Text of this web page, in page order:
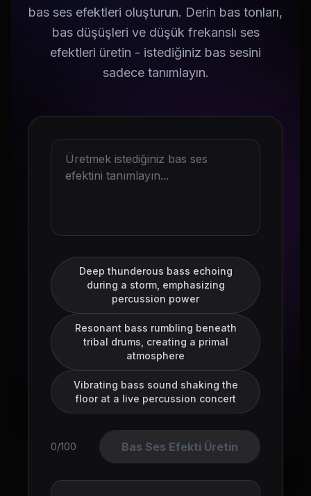
bas ses efektleri oluşturun. Derin bas tonları,
bas düşüşleri ve düşük frekanslı ses
efektleri üretin - istediğiniz bas sesini
sadece tanımlayın.
Deep thunderous bass echoing
during a storm, emphasizing
percussion power
Resonant bass rumbling beneath
tribal drums, creating a primal
atmosphere
Vibrating bass sound shaking the
floor at a live percussion concert
0/100 Bas Ses Efekti Üretin